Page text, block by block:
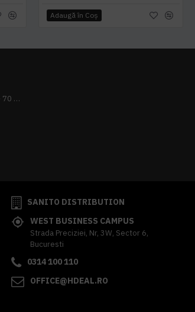
Adaugă în Coş
Pachet 10 prosoape 70 x 140cm 9 + 1 gratuit
SANITO DISTRIBUTION
WEST BUSINESS CAMPUS
Strada Preciziei, Nr, 3W, Sector 6,
Bucuresti
0314 100 110
OFFICE@HDEAL.RO